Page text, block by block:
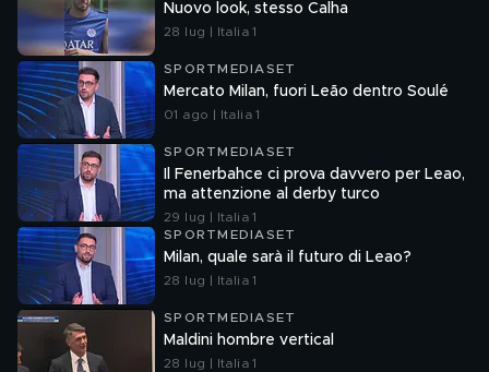
Nuovo look, stesso Calha
28 lug | Italia 1
SPORTMEDIASET
Mercato Milan, fuori Leão dentro Soulé
01 ago | Italia 1
SPORTMEDIASET
Il Fenerbahce ci prova davvero per Leao,
ma attenzione al derby turco
29 lug | Italia 1
SPORTMEDIASET
Milan, quale sarà il futuro di Leao?
28 lug | Italia 1
SPORTMEDIASET
Maldini hombre vertical
28 lug | Italia 1